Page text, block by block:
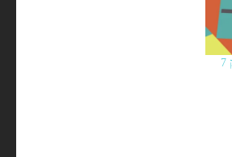
צומת מילר עונה 1 פרק 7